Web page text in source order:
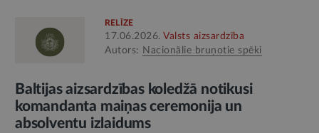
RELĪZE
17.06.2026. Valsts aizsardzība
Autors: Nacionālie bruņotie spēki
Baltijas aizsardzības koledžā notikusi
komandanta maiņas ceremonija un
absolventu izlaidums